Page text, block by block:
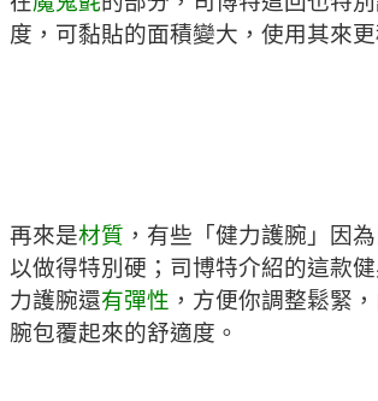
度，可黏貼的面積變大，使用其來更
再來是材質 ，有些「健力護腕」因
以做得特別硬；司博特介紹的這款
力護腕還有彈性 ，方便你調整鬆緊
腕包覆起來的舒適度。